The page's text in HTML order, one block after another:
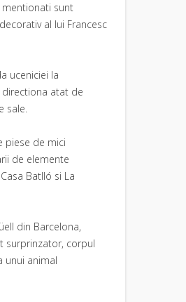
sunt
al lui Francesc
uceniciei la
directiona atat de
sale.
piese de mici
de elemente
Batlló si La
din Barcelona,
surprinzator, corpul
unui animal